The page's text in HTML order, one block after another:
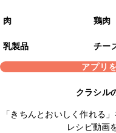
肉 鶏肉
乳製品 チー
アプリ
クラシル
「きちんとおいしく作れる
レシピ動画